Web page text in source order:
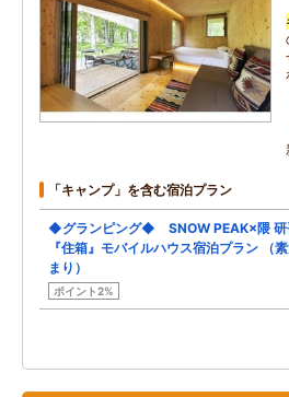
「キャンプ」を含む宿泊プラン
◆グランピング◆ SNOW PEAK×隈 研
『住箱』モバイルハウス宿泊プラン （
まり）
ポイント2%